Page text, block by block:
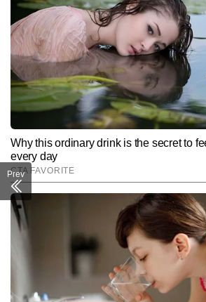
Prev